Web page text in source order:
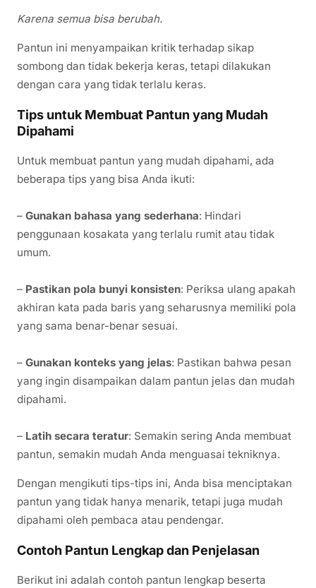
Karena semua bisa berubah.
Pantun ini menyampaikan kritik terhadap sikap
sombong dan tidak bekerja keras, tetapi dilakukan
dengan cara yang tidak terlalu keras.
Tips untuk Membuat Pantun yang Mudah
Dipahami
Untuk membuat pantun yang mudah dipahami, ada
beberapa tips yang bisa Anda ikuti:
– Gunakan bahasa yang sederhana: Hindari
penggunaan kosakata yang terlalu rumit atau tidak
umum.
– Pastikan pola bunyi konsisten: Periksa ulang apakah
akhiran kata pada baris yang seharusnya memiliki pola
yang sama benar-benar sesuai.
– Gunakan konteks yang jelas: Pastikan bahwa pesan
yang ingin disampaikan dalam pantun jelas dan mudah
dipahami.
– Latih secara teratur: Semakin sering Anda membuat
pantun, semakin mudah Anda menguasai tekniknya.
Dengan mengikuti tips-tips ini, Anda bisa menciptakan
pantun yang tidak hanya menarik, tetapi juga mudah
dipahami oleh pembaca atau pendengar.
Contoh Pantun Lengkap dan Penjelasan
Berikut ini adalah contoh pantun lengkap beserta